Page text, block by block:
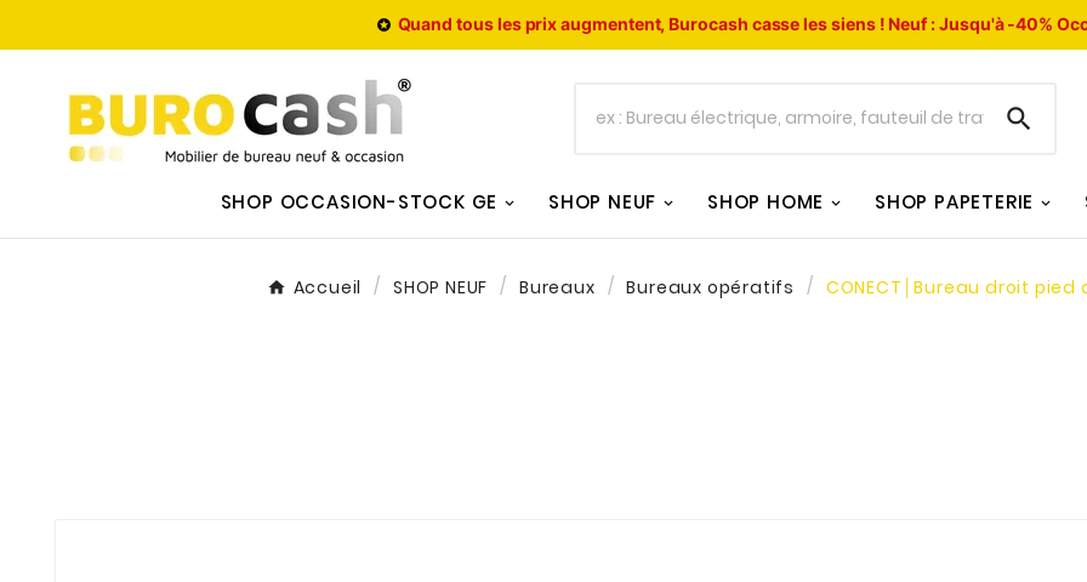
 Quand tous les prix augmentent, Burocash casse les siens !Neuf : Jusqu'à -40%

SHOP OCCASION-STOCK GE SHOP NEUF SHOP HOME SHOP PAPETERIE
Accueil SHOP NEUF Bureaux Bureaux opératifs CONECT│Bureau droit